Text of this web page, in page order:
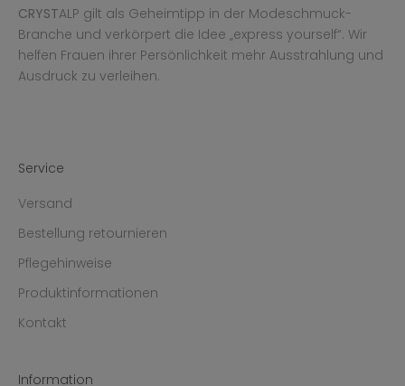
CRYSTALP gilt als Geheimtipp in der Modeschmuck-
Branche und verkörpert die Idee „express yourself“. Wir
helfen Frauen ihrer Persönlichkeit mehr Ausstrahlung und
Ausdruck zu verleihen.
Service
Versand
Bestellung retournieren
Pflegehinweise
Produktinformationen
Kontakt
Information